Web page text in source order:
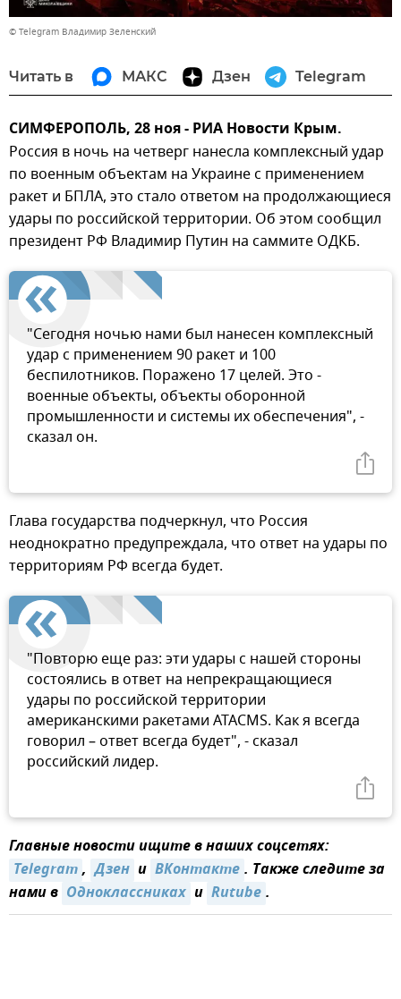
© Telegram Владимир Зеленский
Читать в МАКС Дзен Telegram
СИМФЕРОПОЛЬ, 28 ноя - РИА Новости Крым.
Россия в ночь на четверг нанесла комплексный удар
по военным объектам на Украине с применением
ракет и БПЛА, это стало ответом на продолжающиеся
удары по российской территории. Об этом сообщил
президент РФ Владимир Путин на саммите ОДКБ.
"Сегодня ночью нами был нанесен комплексный
удар с применением 90 ракет и 100
беспилотников. Поражено 17 целей. Это -
военные объекты, объекты оборонной
промышленности и системы их обеспечения", -
сказал он.
Глава государства подчеркнул, что Россия
неоднократно предупреждала, что ответ на удары по
территориям РФ всегда будет.
"Повторю еще раз: эти удары с нашей стороны
состоялись в ответ на непрекращающиеся
удары по российской территории
американскими ракетами ATACMS. Как я всегда
говорил – ответ всегда будет", - сказал
российский лидер.
Главные новости ищите в наших соцсетях:
Telegram, Дзен и ВКонтакте. Также следите за
нами в Одноклассниках и Rutube.